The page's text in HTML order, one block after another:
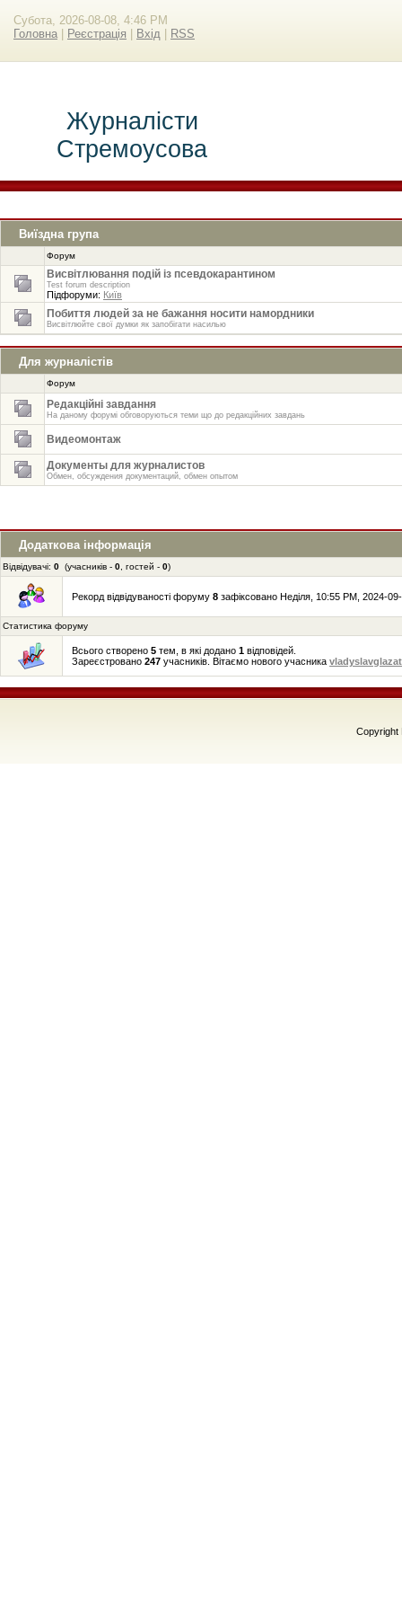
Субота, 2026-08-08, 4:46 PM
Головна
Реєстрація Вхід RSS
Журналісти
Стремоусова
Виїздна група
Форум
Висвітлювання подій із псевдокарантином
Test forum description
Підфоруми: Київ
Побиття людей за не бажання носити намордники
Висвітлюйте свої думки як запобігати насилью
Для журналістів
Форум
Редакційні завдання
На даному форумі обговоруються теми що до редакційних завдань
Видеомонтаж
Документы для журналистов
Обмен, обсуждения документаций, обмен опытом
Додаткова інформація
Відвідувачі: 0 (учасників - 0 , гостей - 0)
Рекорд відвідуваності форуму 8 зафіксовано Неділя, 10:55 PM, 2024-
Статистика форуму
Всього створено 5 тем, в які додано 1 відповідей.
Зареєстровано 247 учасників. Вітаємо нового учасника
Copyright